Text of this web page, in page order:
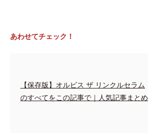
あわせてチェック！
【保存版】オルビス ザ リンクルセラム
のすべてをこの記事で｜人気記事まとめ